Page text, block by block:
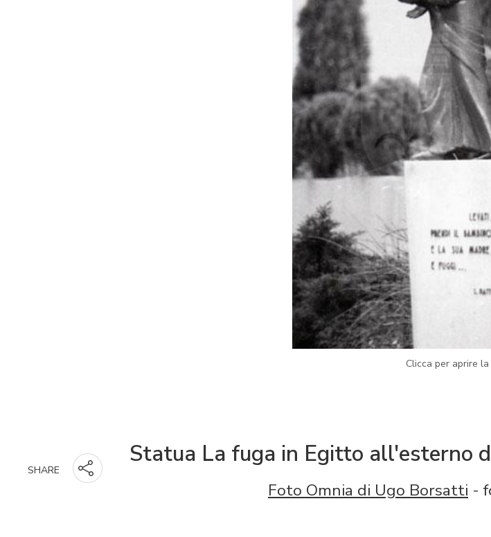
Clicca per aprire
SHARE
Statua La fuga in Egitto all'esterno
Foto Omnia di Ugo Borsatti -